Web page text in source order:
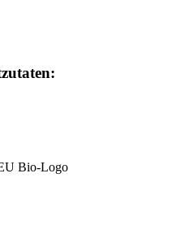
Bio-Logo